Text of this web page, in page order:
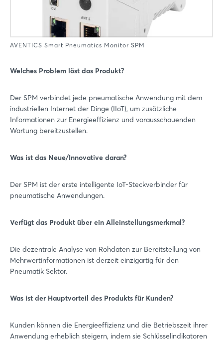
AVENTICS Smart Pneumatics Monitor SPM
Welches Problem löst das Produkt?
Der SPM verbindet jede pneumatische Anwendung mit dem
industriellen Internet der Dinge (IIoT), um zusätzliche
Informationen zur Energieeffizienz und vorausschauenden
Wartung bereitzustellen.
Was ist das Neue/Innovative daran?
Der SPM ist der erste intelligente IoT-Steckverbinder für
pneumatische Anwendungen.
Verfügt das Produkt über ein Alleinstellungsmerkmal?
Die dezentrale Analyse von Rohdaten zur Bereitstellung von
Mehrwertinformationen ist derzeit einzigartig für den
Pneumatik Sektor.
Was ist der Hauptvorteil des Produkts für Kunden?
Kunden können die Energieeffizienz und die Betriebszeit ihrer
Anwendung erheblich steigern, indem sie Schlüsselindikatoren